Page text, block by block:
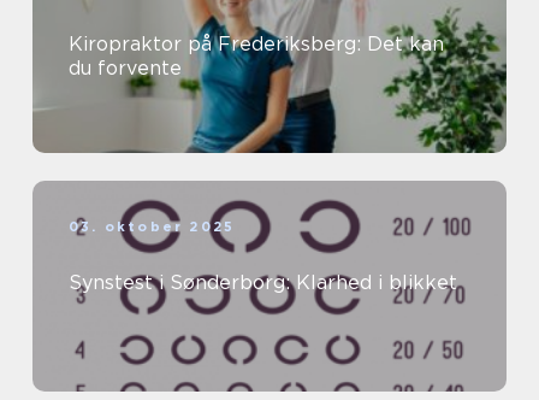
Kiropraktor på Frederiksberg: Det kan
du forvente
03. oktober 2025
Synstest i Sønderborg: Klarhed i blikket